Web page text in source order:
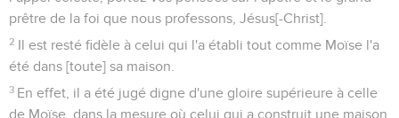
prêtre de la foi que nous professons, Jésus[-Christ].
2 Il est resté fidèle à celui qui l'a établi tout comme Moïse l'a
été dans [toute] sa maison.
3 En effet, il a été jugé digne d'une gloire supérieure à celle
de Moïse, dans la mesure où celui qui a construit une maison